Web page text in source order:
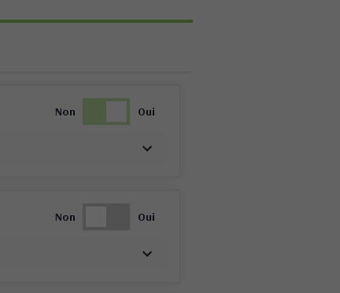
Non Oui
Non Oui